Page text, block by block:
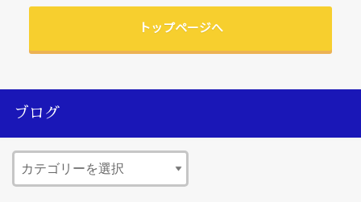
トップページへ
ブログ